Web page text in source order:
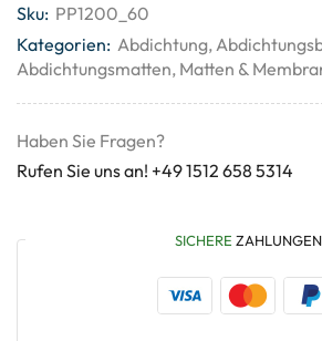
Sku: PP1200_60
Kategorien: Abdichtung,
Abdichtungsmatten, Matten &
Haben Sie Fragen?
Rufen Sie uns an! +49 1512 658 5314
SICHERE ZAHLUNGEN